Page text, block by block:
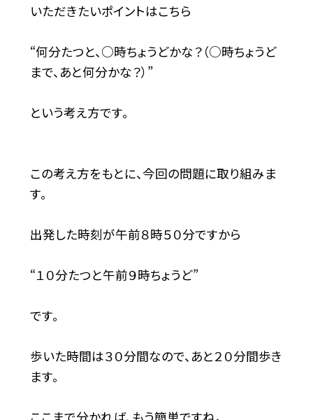
いただきたいポイントはこちら
“何分たつと、○時ちょうどかな？（○時ちょうど
まで、あと何分かな？）”
という考え方です。
この考え方をもとに、今回の問題に取り組みま
す。
出発した時刻が午前８時５０分ですから
“１０分たつと午前９時ちょうど”
です。
歩いた時間は３０分間なので、あと２０分間歩き
ます。